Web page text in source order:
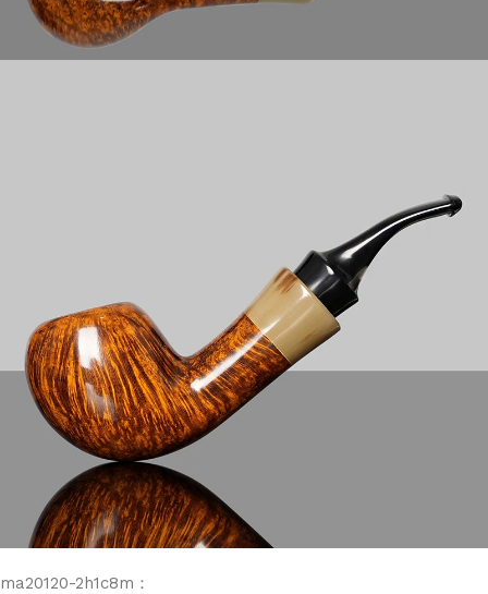
ma20120-2h1c8m：